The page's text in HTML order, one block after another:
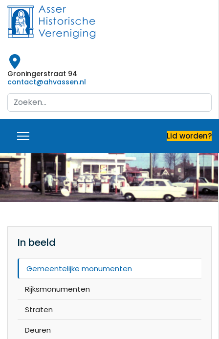
Groningerstraat 94
contact@ahvassen.nl
Search
...
Lid worden?
In beeld
Gemeentelijke monumenten
Rijksmonumenten
Straten
Deuren